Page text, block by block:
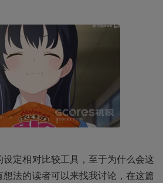
定相对比较工具，至于为什么会这
法的读者可以来找我讨论，在这篇